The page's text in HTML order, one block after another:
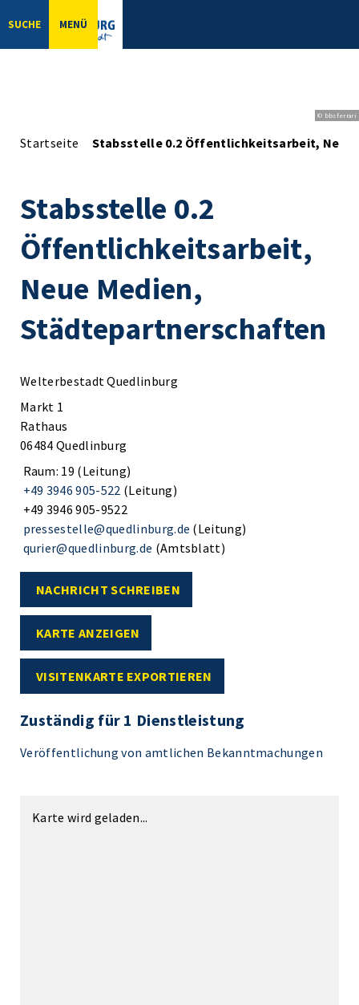
SUCHE MENÜ
© bbsferrari
Startseite Stabsstelle 0.2 Öffentlichkeitsarbeit,
Stabsstelle 0.2
Öffentlichkeitsarbeit,
Neue Medien,
Städtepartnerschaften
Welterbestadt Quedlinburg
Markt 1
Rathaus
06484 Quedlinburg
Raum: 19 (Leitung)
+49 3946 905-522 (Leitung)
+49 3946 905-9522
pressestelle@quedlinburg.de (Leitung)
qurier@quedlinburg.de (Amtsblatt)
NACHRICHT SCHREIBEN
KARTE ANZEIGEN
VISITENKARTE EXPORTIEREN
Zuständig für 1 Dienstleistung
Veröffentlichung von amtlichen Bekanntmachungen
Karte wird geladen...